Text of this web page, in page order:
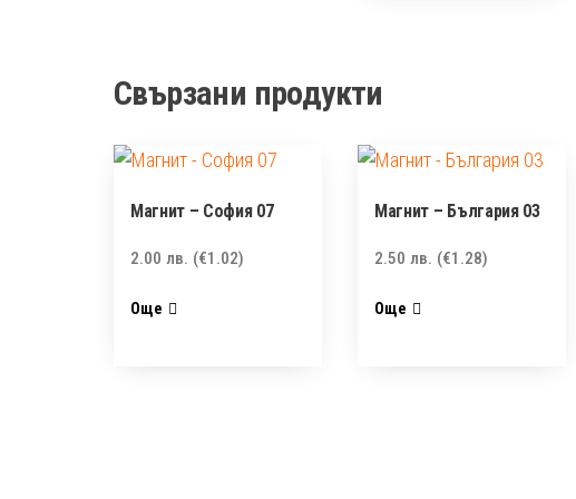
Свързани продукти
Магнит – София 07
2.00 лв. (€1.02)
Още
Магнит – България 03
2.50лв. (€1.28)
Още